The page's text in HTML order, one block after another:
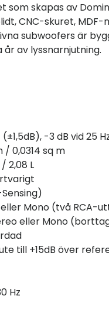
skapas av
CNC-skuret,
subwoofers är
av lyssnarnjutning.
-3 dB vid 25
/ 0,0314 sq m
2,08 L
Mono (två RCA-
eller Mono
till +15dB över
Hz